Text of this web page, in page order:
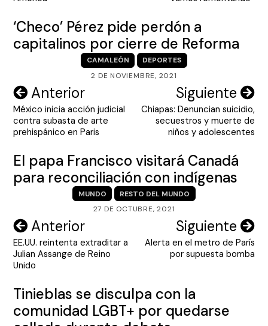
‘Checo’ Pérez pide perdón a
capitalinos por cierre de Reforma
CAMALEÓN
DEPORTES
2 DE NOVIEMBRE, 2021
Navegación
de
entradas
Anterior
México inicia acción judicial
contra subasta de arte
prehispánico en Paris
Siguiente
Chiapas: Denuncian suicidio,
secuestros y muerte de
niños y adolescentes
El papa Francisco visitará Canadá
para reconciliación con indígenas
MUNDO
RESTO DEL MUNDO
27 DE OCTUBRE, 2021
Navegación
de
entradas
Anterior
EE.UU. reintenta extraditar a
Julian Assange de Reino
Unido
Siguiente
Alerta en el metro de París
por supuesta bomba
Tinieblas se disculpa con la
comunidad LGBT+ por quedarse